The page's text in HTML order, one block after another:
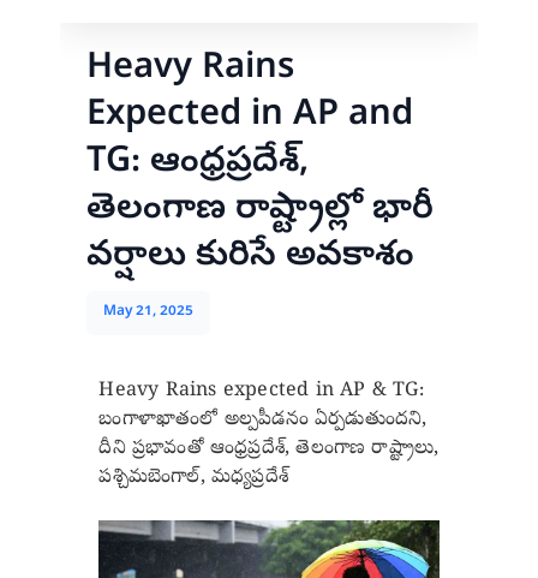
Heavy Rains
Expected in AP and
TG: ఆంధ్రప్రదేశ్,
తెలంగాణ రాష్ట్రాల్లో భారీ
వర్షాలు కురిసే అవకాశం
May 21, 2025
Heavy Rains expected in AP & TG:
బంగాళాఖాతంలో అల్పపీడనం ఏర్పడుతుందని,
దీని ప్రభావంతో ఆంధ్రప్రదేశ్, తెలంగాణ రాష్ట్రాలు,
పశ్చిమబెంగాల్, మధ్యప్రదేశ్